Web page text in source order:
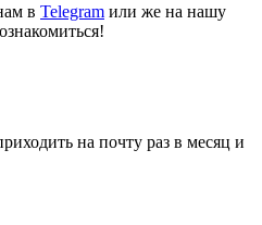
в Telegram или же на нашу
на почту раз в месяц и